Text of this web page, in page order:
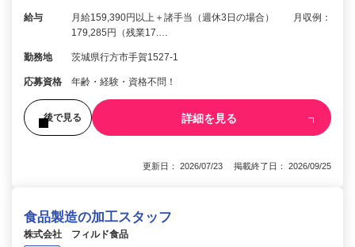
給与
月給159,390円以上＋諸手当（週休3日の場合） 月収例：
179,285円（残業17.…
勤務地 茨城県行方市手賀1527-1
応募資格 年齢・経験・資格不問！
後で見る 詳細を見る
更新日： 2026/07/23 掲載終了日： 2026/09/25
食品製造の加工スタッフ
株式会社 フィルド食品